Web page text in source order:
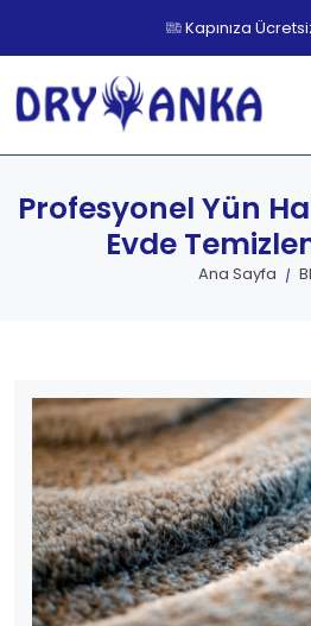
Kapınıza
Profesyonel Yün
Evde
Ana Sayfa